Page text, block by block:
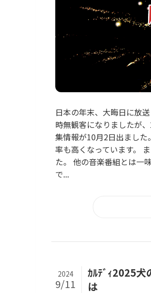
日本の年末、大晦日に放
時無観客になりましたが
集情報が10月2日出まし
率も高くなっています。
た。 他の音楽番組とは一
で...
ｶﾙﾃﾞｨ2025犬
は
2024
9/11